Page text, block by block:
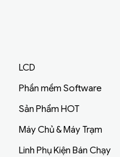
LCD
Phần mềm Software
Sản Phẩm HOT
Máy Chủ & Máy Trạm
Linh Phụ Kiện Bán Chạy